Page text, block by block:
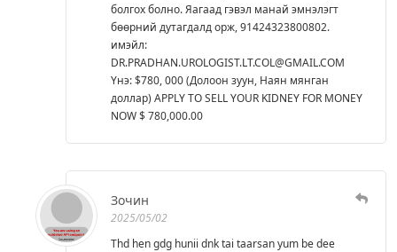
болгох болно. Яагаад гэвэл манай эмнэлэгт
бөөрний дутагдалд орж, 91424323800802.
имэйл:
DR.PRADHAN.UROLOGIST.LT.COL@GMAIL.COM
Yнэ: $780, 000 (Долоон зуун, Наян мянган
доллар) APPLY TO SELL YOUR KIDNEY FOR MONEY
NOW $ 780,000.00
Зочин
2025/05/02
Thd hen gdg hunii dnk tai taarsan yum be dee